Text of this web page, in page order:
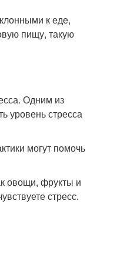
к еде,
пищу, такую
Одним из
уровень стресса
могут помочь
овощи, фрукты и
стресс.